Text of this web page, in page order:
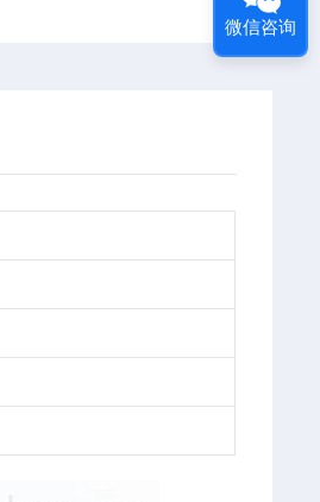
微信咨询